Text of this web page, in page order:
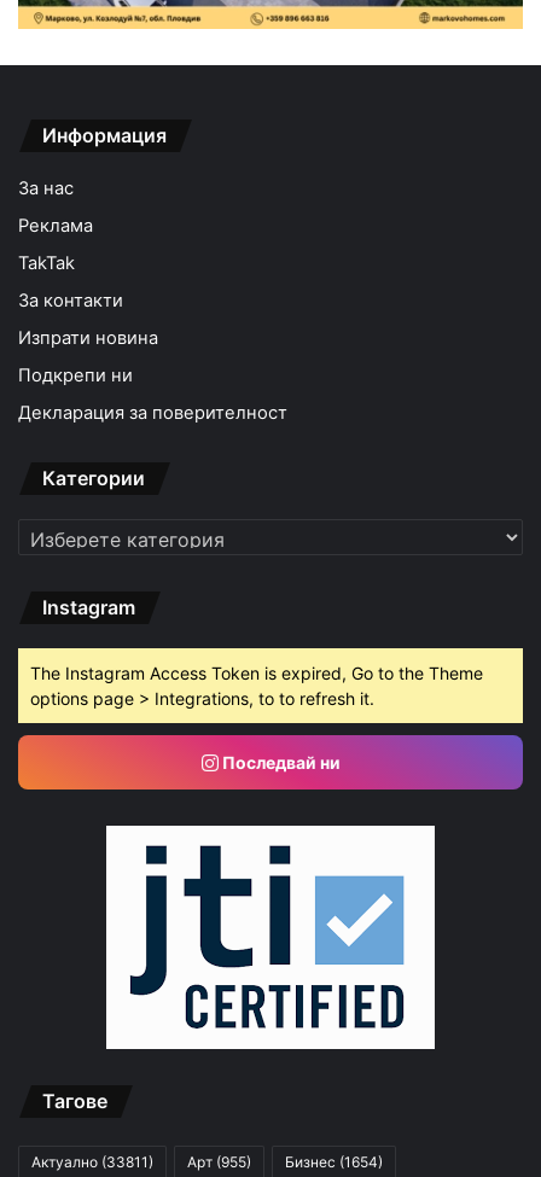
Информация
За нас
Реклама
TakTak
За контакти
Изпрати новина
Подкрепи ни
Декларация за поверителност
Категории
Категории
Instagram
The Instagram Access Token is expired, Go to the Theme
options page > Integrations, to to refresh it.
Последвай ни
Тагове
Актуално (33811) Арт (955) Бизнес (1654)